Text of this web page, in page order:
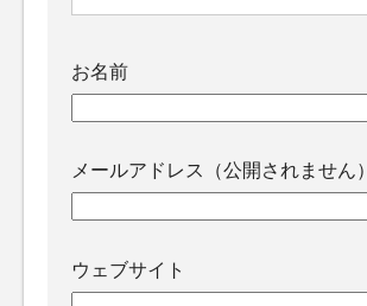
お名前
メールアドレス（公開されません）
ウェブサイト